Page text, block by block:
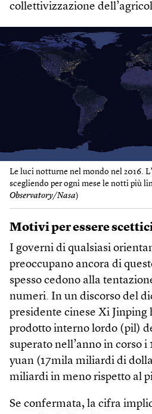
collettivizzazione
Le luci notturne nel mondo nel 2016.
scegliendo per ogni mese le notti più
Observatory/Nasa)
Motivi per essere
I governi di qualsiasi
preoccupano ancora di
spesso cedono alla
numeri. In un discorso del
presidente cinese Xi Jinping
prodotto interno lordo (pil)
superato nell’anno in corso
yuan (17mila miliardi di
miliardi in meno rispetto al
Se confermata, la cifra